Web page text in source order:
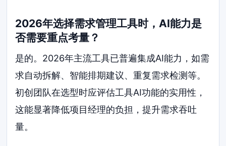
2026年选择需求管理工具时，AI能力是
否需要重点考量？
是的。2026年主流工具已普遍集成AI能力，如需
求自动拆解、智能排期建议、重复需求检测等。
初创团队在选型时应评估工具AI功能的实用性，
这能显著降低项目经理的负担，提升需求吞吐
量。